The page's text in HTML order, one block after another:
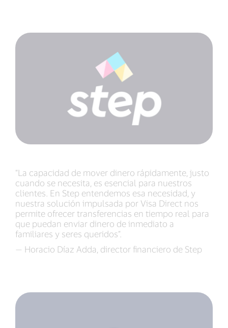
“La capacidad de mover dinero rápidamente, justo
cuando se necesita, es esencial para nuestros
clientes. En Step entendemos esa necesidad, y
nuestra solución impulsada por Visa Direct nos
permite ofrecer transferencias en tiempo real para
que puedan enviar dinero de inmediato a
familiares y seres queridos”.
— Horacio Díaz Adda, director financiero de Step